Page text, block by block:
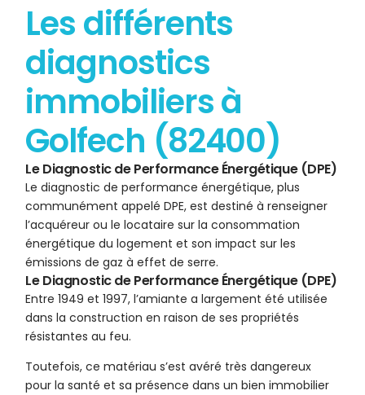
Les différents
diagnostics
immobiliers à
Golfech (82400)
Le Diagnostic de Performance Énergétique (DPE)
Le diagnostic de performance énergétique, plus
communément appelé DPE, est destiné à renseigner
l’acquéreur ou le locataire sur la consommation
énergétique du logement et son impact sur les
émissions de gaz à effet de serre.
Le Diagnostic de Performance Énergétique (DPE)
Entre 1949 et 1997, l’amiante a largement été utilisée
dans la construction en raison de ses propriétés
résistantes au feu.
Toutefois, ce matériau s’est avéré très dangereux
pour la santé et sa présence dans un bien immobilier